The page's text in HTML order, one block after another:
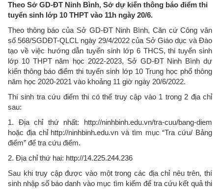
Theo Sở GD-ĐT Ninh Bình, Sở dự kiến thông báo điểm thi
tuyển sinh lớp 10 THPT vào 11h ngày 20/6.
Theo thông báo của Sở GD-ĐT Ninh Bình, Căn cứ Công văn
số 568/SGDĐT-QLCL ngày 29/4/2022 của Sở Giáo dục và Đào
tạo về việc hướng dẫn tuyển sinh lớp 6 THCS, thi tuyển sinh
lớp 10 THPT năm học 2022-2023, Sở GD-ĐT Ninh Bình dự
kiến thông báo điểm thi tuyển sinh lớp 10 Trung học phổ thông
năm học 2020-2021 vào khoảng 11 giờ ngày 20/6/2022.
Thí sinh tra cứu điểm thi có thể truy cập vào 1 trong 2 địa chỉ
sau:
1. Địa chỉ thứ nhất: http://ninhbinh.edu.vn/tra-cuu/bang-diem
hoặc địa chỉ http://ninhbinh.edu.vn và tìm mục “Tra cứu/ Bảng
điểm” để tra cứu điểm.
2. Địa chỉ thứ hai: http://14.225.244.236
Sau khi truy cập được vào một trong các địa chỉ nêu trên, thí
sinh nhập số báo danh vào mục tìm kiếm để tra cứu kết quả thi